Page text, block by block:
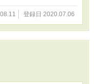
ら攻めの不器用な想い
になれない不器用すぎ
いの過去に向き合うお
中華系ドクズ美人で
閲覧は自己責任でお願
ンライトノベルズ様に
登録日 2020.07.06